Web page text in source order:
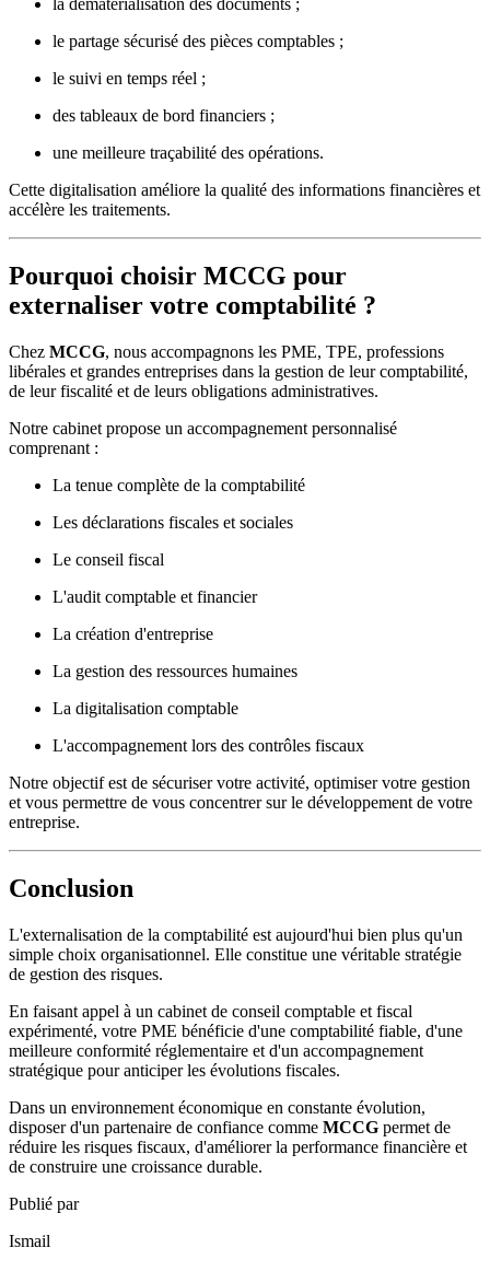
la dématérialisation des documents ;
le partage sécurisé des pièces comptables ;
le suivi en temps réel ;
des tableaux de bord financiers ;
une meilleure traçabilité des opérations.
Cette digitalisation améliore la qualité des informations financières et
accélère les traitements.
Pourquoi choisir MCCG pour
externaliser votre comptabilité ?
Chez MCCG, nous accompagnons les PME, TPE, professions
libérales et grandes entreprises dans la gestion de leur comptabilité,
de leur fiscalité et de leurs obligations administratives.
Notre cabinet propose un accompagnement personnalisé
comprenant :
La tenue complète de la comptabilité
Les déclarations fiscales et sociales
Le conseil fiscal
L'audit comptable et financier
La création d'entreprise
La gestion des ressources humaines
La digitalisation comptable
L'accompagnement lors des contrôles fiscaux
Notre objectif est de sécuriser votre activité, optimiser votre gestion
et vous permettre de vous concentrer sur le développement de votre
entreprise.
Conclusion
L'externalisation de la comptabilité est aujourd'hui bien plus qu'un
simple choix organisationnel. Elle constitue une véritable stratégie
de gestion des risques.
En faisant appel à un cabinet de conseil comptable et fiscal
expérimenté, votre PME bénéficie d'une comptabilité fiable, d'une
meilleure conformité réglementaire et d'un accompagnement
stratégique pour anticiper les évolutions fiscales.
Dans un environnement économique en constante évolution,
disposer d'un partenaire de confiance comme MCCG permet de
réduire les risques fiscaux, d'améliorer la performance financière et
de construire une croissance durable.
Publié par
Ismail